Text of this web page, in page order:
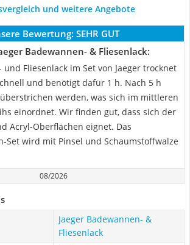
und weitere Angebote
Bewertung: SEHR GUT
Badewannen- & Fliesenlack:
und Fliesenlack im Set von Jaeger trocknet
und benötigt dafür 1 h. Nach 5 h
werden, was sich im mittleren
einordnet. Wir finden gut, dass sich der
Acryl-Oberflächen eignet. Das
Set wird mit Pinsel und Schaumstoffwalze
08/2026
Jaeger Badewannen- &
Fliesenlack